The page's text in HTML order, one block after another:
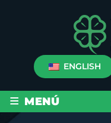
ENGLISH
≡ MENÚ